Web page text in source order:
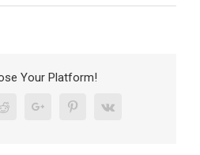
Your Platform!
RedditGoogle+ PinterestVk